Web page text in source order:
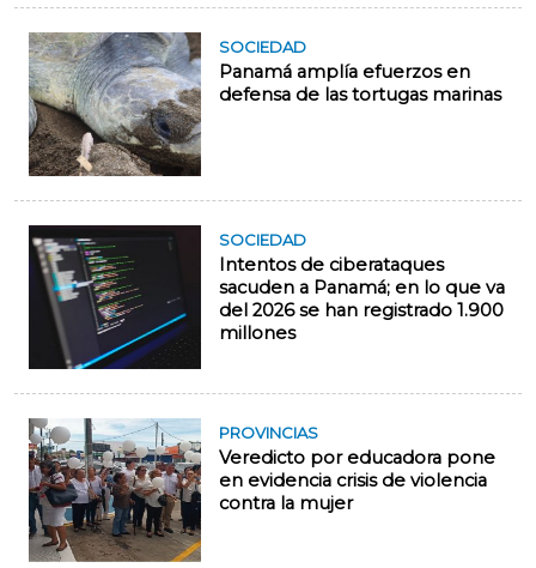
SOCIEDAD
Panamá amplía efuerzos en
defensa de las tortugas marinas
SOCIEDAD
Intentos de ciberataques
sacuden a Panamá; en lo que va
del 2026 se han registrado 1.900
millones
PROVINCIAS
Veredicto por educadora pone
en evidencia crisis de violencia
contra la mujer